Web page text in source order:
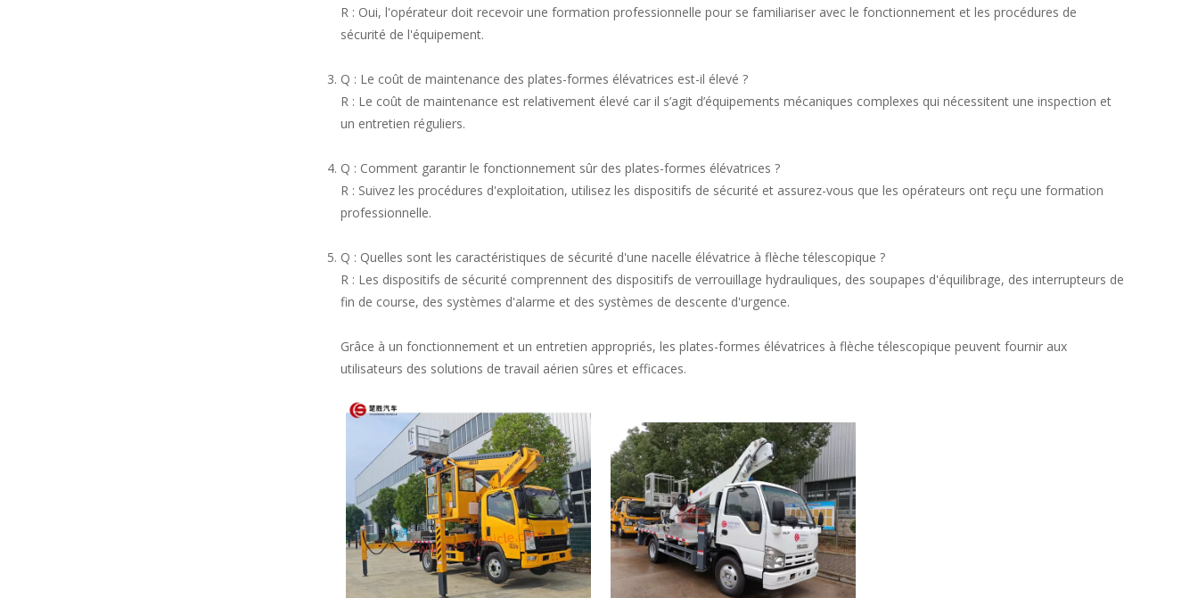
R : Oui, l'opérateur doit recevoir une formation professionnelle pour se familiariser avec le fonctionnement et les procédures de
sécurité de l'équipement.
Q : Le coût de maintenance des plates-formes élévatrices est-il élevé ?
R : Le coût de maintenance est relativement élevé car il s’agit d’équipements mécaniques complexes qui nécessitent une inspection et
un entretien réguliers.
Q : Comment garantir le fonctionnement sûr des plates-formes élévatrices ?
R : Suivez les procédures d'exploitation, utilisez les dispositifs de sécurité et assurez-vous que les opérateurs ont reçu une formation
professionnelle.
Q : Quelles sont les caractéristiques de sécurité d'une nacelle élévatrice à flèche télescopique ?
R : Les dispositifs de sécurité comprennent des dispositifs de verrouillage hydrauliques, des soupapes d'équilibrage, des interrupteurs de
fin de course, des systèmes d'alarme et des systèmes de descente d'urgence.
Grâce à un fonctionnement et un entretien appropriés, les plates-formes élévatrices à flèche télescopique peuvent fournir aux
utilisateurs des solutions de travail aérien sûres et efficaces.